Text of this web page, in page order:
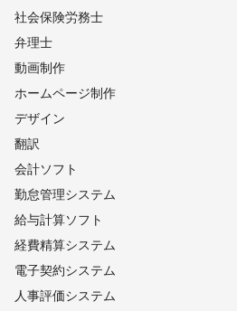
社会保険労務士
弁理士
動画制作
ホームページ制作
デザイン
翻訳
会計ソフト
勤怠管理システム
給与計算ソフト
経費精算システム
電子契約システム
人事評価システム